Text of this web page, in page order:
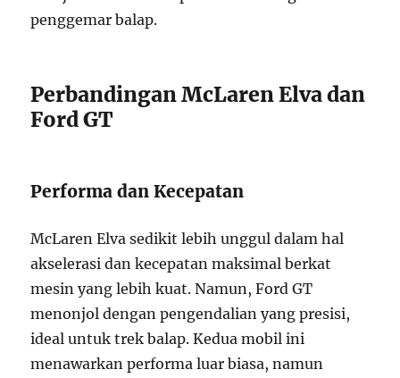
penggemar balap.
Perbandingan McLaren Elva dan
Ford GT
Performa dan Kecepatan
McLaren Elva sedikit lebih unggul dalam hal
akselerasi dan kecepatan maksimal berkat
mesin yang lebih kuat. Namun, Ford GT
menonjol dengan pengendalian yang presisi,
ideal untuk trek balap. Kedua mobil ini
menawarkan performa luar biasa, namun